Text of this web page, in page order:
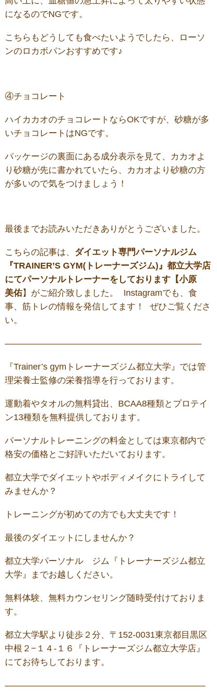
になるのでNGです。
こちらもどうしても食べたいようでしたら、ローソ
ンのロカボパンおすすめです♪
④チョコレート
ハイカカオのチョコレートならOKですが、砂糖が多
いチョコレートはNGです。
パッケージの裏面にある成分表示を見て、カカオよ
り砂糖が先に書かれていたら、カカオより砂糖の方
が多いので気をつけましょう！
最後までお読みいただきありがとうございました。
こちらの記事は、 ダイエット専門パーソナルジム
『TRAINER’S GYM(トレーナーズジム)』都立大学店
にてパーソナルトレーナーをしております【小原
美佑】がご紹介致しました。 Instagramでも、食
事、筋トレの情報を発信してます！ ぜひご覧くださ
い。
——————————————————————–
『Trainer’s gymトレーナーズジム都立大学』では管
理栄養士監修の栄養指導を行っております。
運動着やタオルの無料貸出、BCAA8種類とプロテイ
ン13種類を無料提供しております。
パーソナルトレーニングの料金としては東京都内で
格安の価格とご好評いただいております。
都立大学でダイエットやボディメイクにトライして
みませんか？
トレーニングが初めての方でも大丈夫です！
最後のダイエットにしませんか？
都立大学パーソナル ジム『トレーナーズジム都立
大学』までお越しください。
無料体験、無料カウンセリング随時受付けておりま
す。
都立大学駅より徒歩２分、〒152-0031東京都目黒区
中根２−１４-１６『トレーナーズジム都立大学店』
にてお待ちしております。
———————————————————————